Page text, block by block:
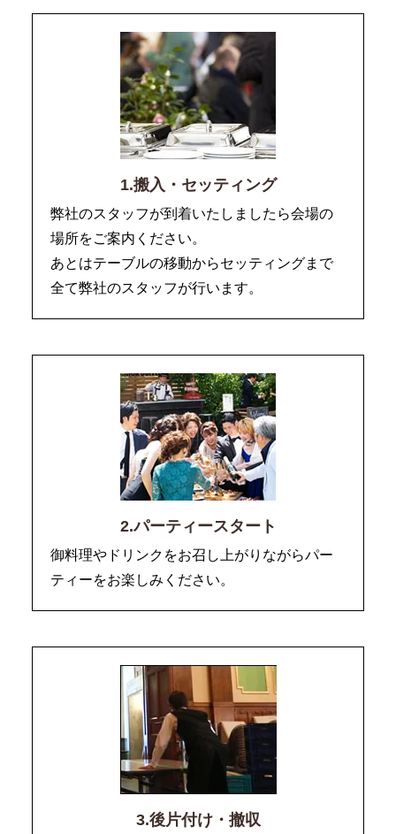
1.搬入・セッティング
弊社のスタッフが到着いたしましたら会場の
場所をご案内ください。
あとはテーブルの移動からセッティングまで
全て弊社のスタッフが行います。
2.パーティースタート
御料理やドリンクをお召し上がりながらパー
ティーをお楽しみください。
3.後片付け・撤収